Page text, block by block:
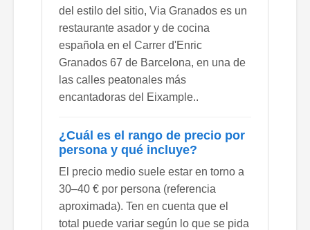
del estilo del sitio, Via Granados es un
restaurante asador y de cocina
española en el Carrer d'Enric
Granados 67 de Barcelona, en una de
las calles peatonales más
encantadoras del Eixample..
¿Cuál es el rango de precio por
persona y qué incluye?
El precio medio suele estar en torno a
30–40 € por persona (referencia
aproximada). Ten en cuenta que el
total puede variar según lo que se pida